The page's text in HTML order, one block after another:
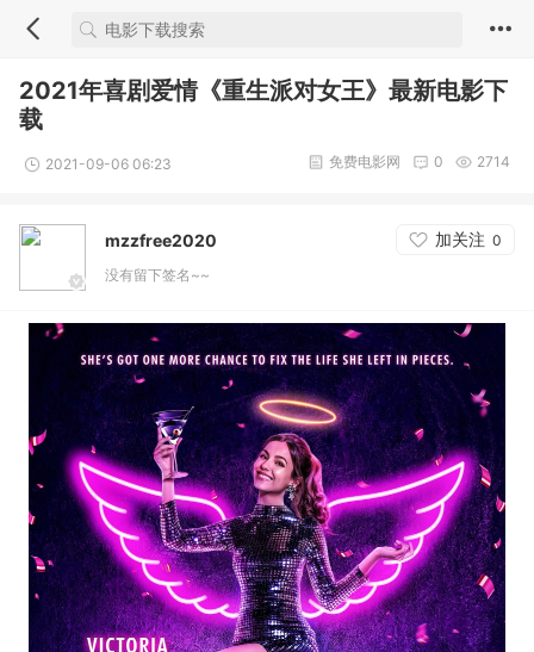
2021年喜剧爱情《重生派对女王》最新电影下
载
2021-09-06 06:23 2714
0
免费电影网
mzzfree2020 加关注 0
没有留下签名~~